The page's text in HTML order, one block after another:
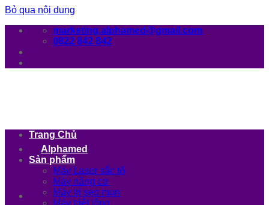
Bỏ qua nội dung
marketing.alphamed@gmail.com
0822 842 842
Trang Chủ
Alphamed
Sản phẩm
Máy Laser sắc tố
Máy nâng cơ
Máy trị sẹo mụn
Máy triệt lông